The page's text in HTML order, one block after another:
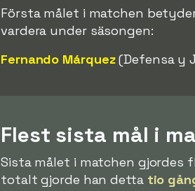
Första målet i matchen
vardera under säsongen:
Fernando Márquez(Defensa y
Flest sista mål i
Sista målet i matchen gjordes
totalt gjorde han detta tio